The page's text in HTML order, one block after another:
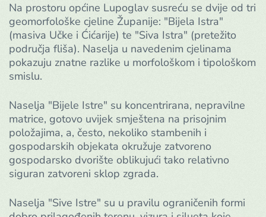
Na prostoru općine Lupoglav susreću se dvije od tri
geomorfološke cjeline Županije: "Bijela Istra"
(masiva Učke i Ćićarije) te "Siva Istra" (pretežito
područja fliša). Naselja u navedenim cjelinama
pokazuju znatne razlike u morfološkom i tipološkom
smislu.
Naselja "Bijele Istre" su koncentrirana, nepravilne
matrice, gotovo uvijek smještena na prisojnim
položajima, a, često, nekoliko stambenih i
gospodarskih objekata okružuje zatvoreno
gospodarsko dvorište oblikujući tako relativno
siguran zatvoreni sklop zgrada.
Naselja "Sive Istre" su u pravilu ograničenih formi